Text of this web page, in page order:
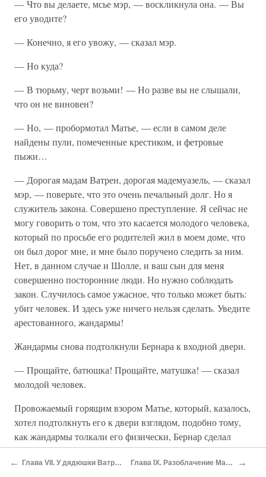
— Что вы делаете, мсье мэр, — воскликнула она. — Вы
его уводите?
— Конечно, я его увожу, — сказал мэр.
— Но куда?
— В тюрьму, черт возьми! — Но разве вы не слышали,
что он не виновен?
— Но, — пробормотал Матье, — если в самом деле
найдены пули, помеченные крестиком, и фетровые
пыжи…
— Дорогая мадам Ватрен, дорогая мадемуазель, — сказал
мэр, — поверьте, что это очень печальный долг. Но я
служитель закона. Совершено преступление. Я сейчас не
могу говорить о том, что это касается молодого человека,
который по просьбе его родителей жил в моем доме, что
он был дорог мне, и мне было поручено следить за ним.
Нет, в данном случае и Шолле, и ваш сын для меня
совершенно посторонние люди. Но нужно соблюдать
закон. Случилось самое ужасное, что только может быть:
убит человек. И здесь уже ничего нельзя сделать. Уведите
арестованного, жандармы!
Жандармы снова подтолкнули Бернара к входной двери.
— Прощайте, батюшка! Прощайте, матушка! — сказал
молодой человек.
Провожаемый горящим взором Матье, который, казалось,
хотел подтолкнуть его к двери взглядом, подобно тому,
как жандармы толкали его физически, Бернар сделал
несколько шагов по направлению к двери.
← Глава VII. У дядюшки Ватрена Глава IX. Разоблачение Матье →